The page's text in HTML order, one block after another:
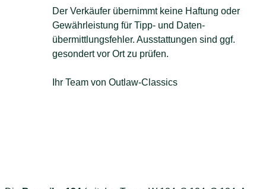
Der Verkäufer übernimmt keine Haftung oder
Gewährleistung für Tipp- und Daten-
übermittlungsfehler. Ausstattungen sind ggf.
gesondert vor Ort zu prüfen.
Ihr Team von Outlaw-Classics